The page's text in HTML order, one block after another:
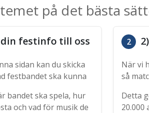
på det bästa
din festinfo till oss
sidan kan du skicka
festbandet ska kunna
bandet ska spela, hur
och vad för musik de
2
När vi
så
Detta
20.000